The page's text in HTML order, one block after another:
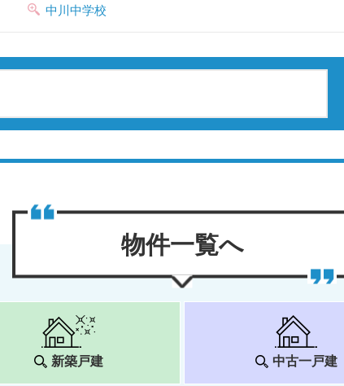
中川中学校
物件⼀覧へ
新築戸建 中古一戸建